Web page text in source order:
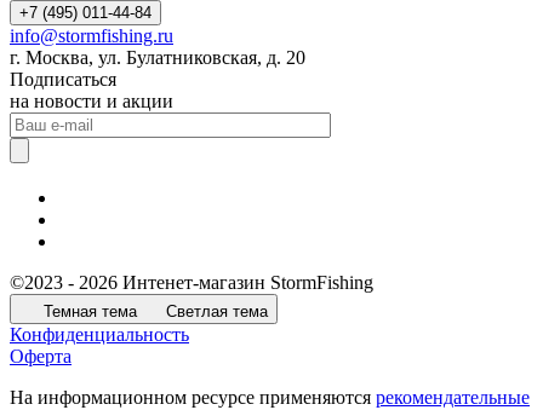
+7 (495) 011-44-84
info@stormfishing.ru
г. Москва, ул. Булатниковская, д. 20
Подписаться
на новости и акции
©2023 - 2026 Интенет-магазин StormFishing
Темная тема Светлая тема
Конфиденциальность
Оферта
На информационном ресурсе применяются рекомендательные